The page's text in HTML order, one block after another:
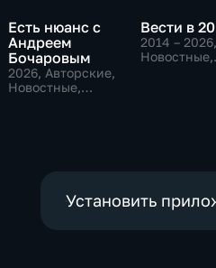
Есть нюанс с
Андреем
Бочаровым
2026, Авторские,
Новостные,
Вести в
2014 – 2026,
Новостные,
Установить